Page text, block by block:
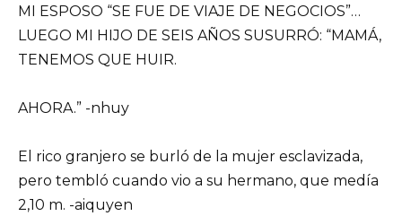
MI ESPOSO “SE FUE DE VIAJE DE NEGOCIOS”…
LUEGO MI HIJO DE SEIS AÑOS SUSURRÓ: “MAMÁ,
TENEMOS QUE HUIR.
AHORA.” -nhuy
El rico granjero se burló de la mujer esclavizada,
pero tembló cuando vio a su hermano, que medía
2,10 m. -aiquyen